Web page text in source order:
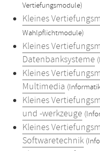
Vertiefungsmodule)
Kleines
Wahlpflichtmodule)
Kleines
Datenbanksysteme
Kleines
Multimedia
Kleines
und -werkzeuge
Kleines
Softwaretechnik